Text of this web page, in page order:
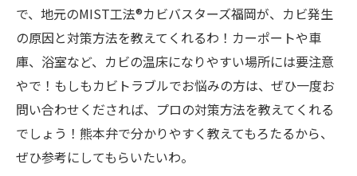
で、地元のMIST工法®カビバスターズ福岡が、カビ発生
の原因と対策方法を教えてくれるわ！カーポートや車
庫、浴室など、カビの温床になりやすい場所には要注意
やで！もしもカビトラブルでお悩みの方は、ぜひ一度お
問い合わせくだされば、プロの対策方法を教えてくれる
でしょう！熊本弁で分かりやすく教えてもろたるから、
ぜひ参考にしてもらいたいわ。